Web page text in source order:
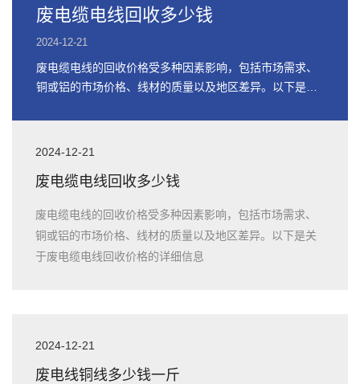
废电缆电线回收多少钱
2024-12-21
废电缆电线的回收价格受多种因素影响，包括市场需求、
铜或铝的市场价格、线材的质量以及地区差异。以下是关
2024-12-21
废电缆电线回收多少钱
废电缆电线的回收价格受多种因素影响，包括市场需求、
铜或铝的市场价格、线材的质量以及地区差异。以下是关
于废电缆电线回收价格的详细信息
2024-12-21
废电线铜线多少钱一斤